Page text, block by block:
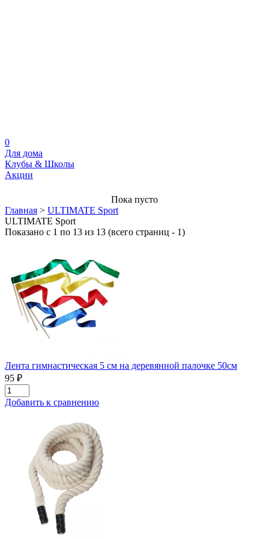
0
Для дома
Клубы & Школы
Акции
Пока пусто
Главная > ULTIMATE Sport
ULTIMATE Sport
Показано с 1 по 13 из 13 (всего страниц - 1)
Лента гимнастическая 5 см на деревянной палочке 50см
95 ₽
Добавить к сравнению